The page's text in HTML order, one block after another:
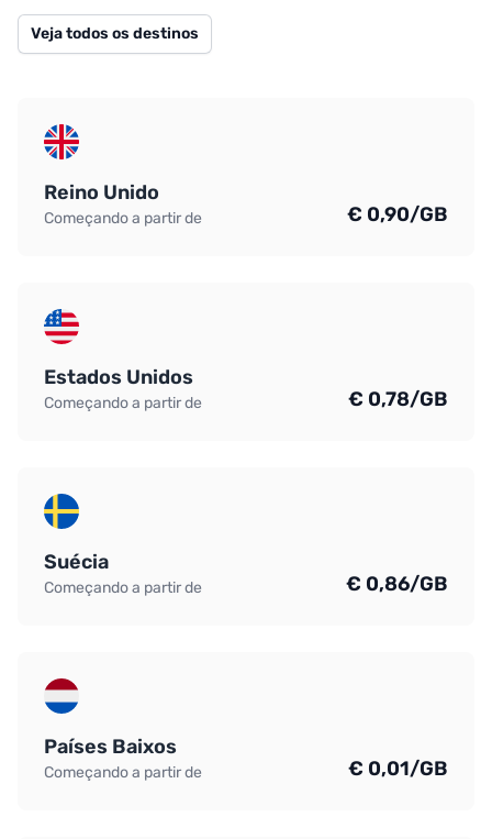
Veja todos os destinos
Reino Unido
Começando a partir de € 0,90/GB
Estados Unidos
Começando a partir de € 0,78/GB
Suécia
Começando a partir de € 0,86/GB
Países Baixos
Começando a partir de € 0,01/GB